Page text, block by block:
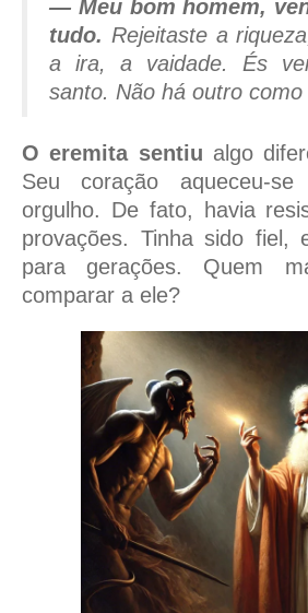
— Meu bom homem,
tudo. Rejeitaste a
a ira, a vaidade. És
santo. Não há outro como
O eremita sentiu algo
Seu coração aqueceu-
orgulho. De fato, havia
provações. Tinha sido fiel,
para gerações. Quem
comparar a ele?